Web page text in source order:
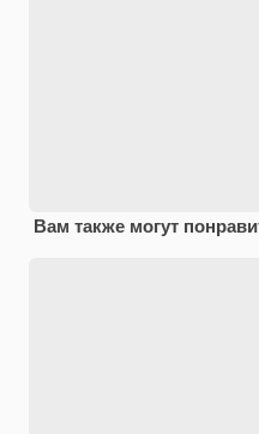
Вам также могут